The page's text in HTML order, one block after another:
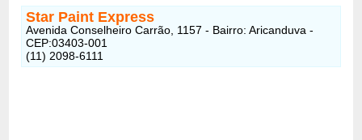
Star Paint Express
Avenida Conselheiro Carrão, 1157 - Bairro: Aricanduva -
CEP:03403-001
(11) 2098-6111